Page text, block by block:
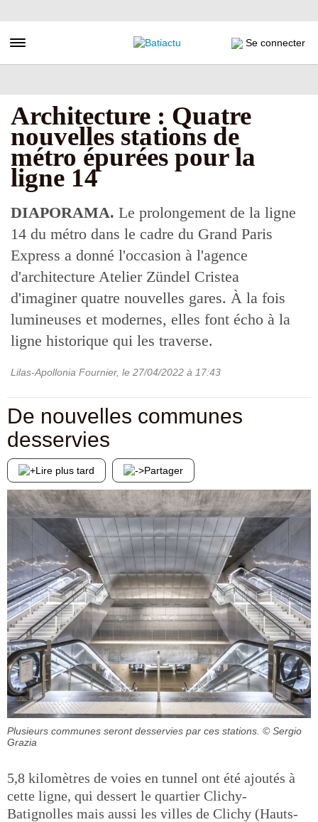
au
principal
Toggle navigation Se connecter
Architecture : Quatre
nouvelles stations de
métro épurées pour la
ligne 14
DIAPORAMA. Le prolongement de la ligne
14 du métro dans le cadre du Grand Paris
Express a donné l'occasion à l'agence
d'architecture Atelier Zündel Cristea
d'imaginer quatre nouvelles gares. À la fois
lumineuses et modernes, elles font écho à la
ligne historique qui les traverse.
Lilas-Apollonia Fournier, le 27/04/2022 à 17:43
De nouvelles communes
desservies
Lire plus tard Partager
Plusieurs communes seront desservies par ces stations. © Sergio
Grazia
5,8 kilomètres de voies en tunnel ont été ajoutés à
cette ligne, qui dessert le quartier Clichy-
Batignolles mais aussi les villes de Clichy (Hauts-